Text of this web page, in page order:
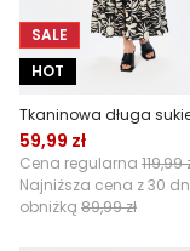
SALE
HOT
59,99 zł
Cena regularna 119,99
Najniższa cena z 30
obniżką 89,99 zł